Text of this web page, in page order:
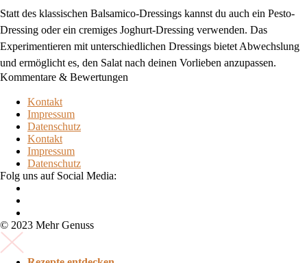
Statt des klassischen Balsamico-Dressings kannst du auch ein Pesto-
Dressing oder ein cremiges Joghurt-Dressing verwenden. Das
Experimentieren mit unterschiedlichen Dressings bietet Abwechslung
und ermöglicht es, den Salat nach deinen Vorlieben anzupassen.
Kommentare & Bewertungen
Kontakt
Impressum
Datenschutz
Kontakt
Impressum
Datenschutz
Folg uns auf Social Media:
© 2023 Mehr Genuss